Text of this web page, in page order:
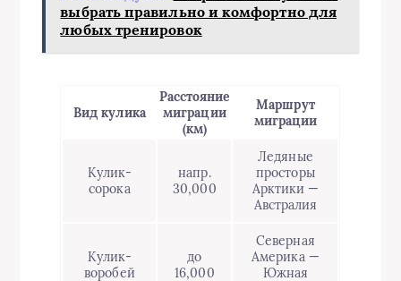
выбрать правильно и комфортно для
любых тренировок
Вид кулика
Расстояние
миграции
(км)
Маршрут
миграции
Кулик-
сорока
напр.
30,000
Ледяные
просторы
Арктики —
Австралия
Кулик-
воробей
до
16,000
Северная
Америка —
Южная